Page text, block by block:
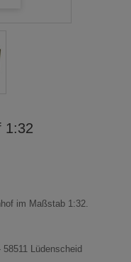
1:32
im Maßstab 1:32.
58511 Lüdenscheid